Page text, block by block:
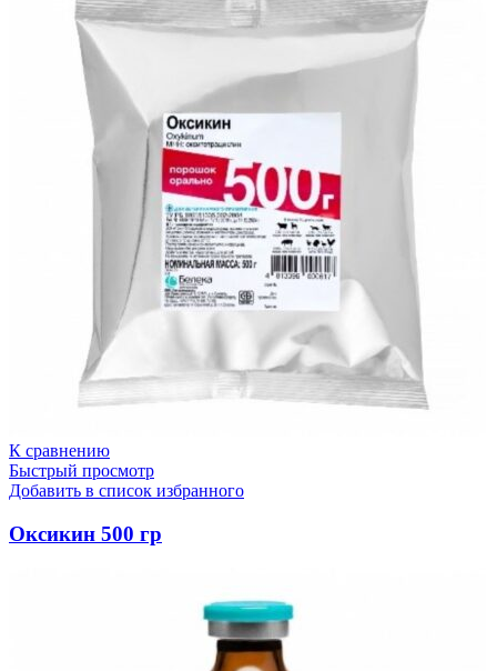
К сравнению
Быстрый просмотр
Добавить в список избранного
Оксикин 500 гр